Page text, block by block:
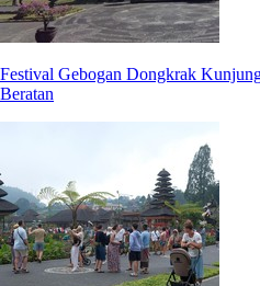
Festival Gebogan Dongkrak
Beratan